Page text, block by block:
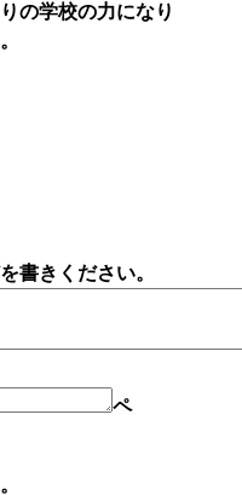
の学校の力になり
書きください。
ペ